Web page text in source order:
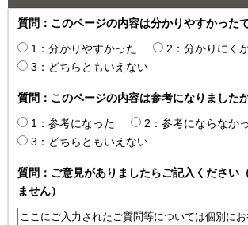
質問：このページの内容は分かりやすかった
1：分かりやすかった
2：分かりにく
3：どちらともいえない
質問：このページの内容は参考になりました
1：参考になった
2：参考にならなか
3：どちらともいえない
質問：ご意見がありましたらご記入ください
ません）